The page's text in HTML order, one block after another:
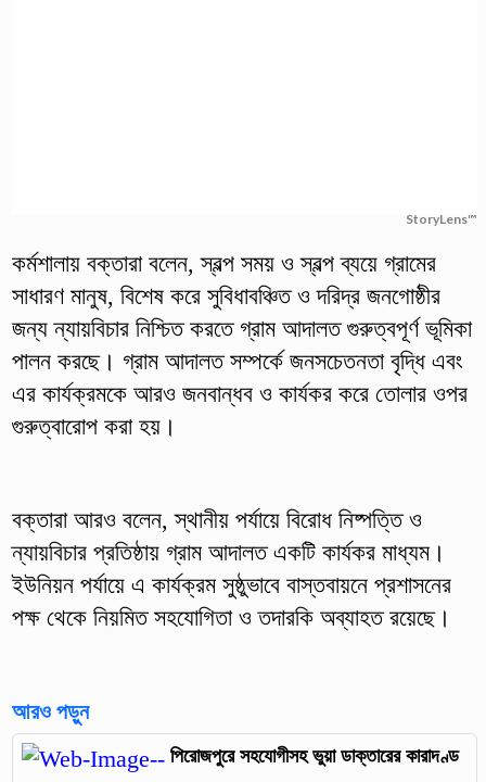
StoryLens™
কর্মশালায় বক্তারা বলেন, স্বল্প সময় ও স্বল্প ব্যয়ে গ্রামের
সাধারণ মানুষ, বিশেষ করে সুবিধাবঞ্চিত ও দরিদ্র জনগোষ্ঠীর
জন্য ন্যায়বিচার নিশ্চিত করতে গ্রাম আদালত গুরুত্বপূর্ণ ভূমিকা
পালন করছে। গ্রাম আদালত সম্পর্কে জনসচেতনতা বৃদ্ধি এবং
এর কার্যক্রমকে আরও জনবান্ধব ও কার্যকর করে তোলার ওপর
গুরুত্বারোপ করা হয়।
বক্তারা আরও বলেন, স্থানীয় পর্যায়ে বিরোধ নিষ্পত্তি ও
ন্যায়বিচার প্রতিষ্ঠায় গ্রাম আদালত একটি কার্যকর মাধ্যম।
ইউনিয়ন পর্যায়ে এ কার্যক্রম সুষ্ঠুভাবে বাস্তবায়নে প্রশাসনের
পক্ষ থেকে নিয়মিত সহযোগিতা ও তদারকি অব্যাহত রয়েছে।
আরও পড়ুন
পিরোজপুরে সহযোগীসহ ভুয়া ডাক্তারের কারাদণ্ড